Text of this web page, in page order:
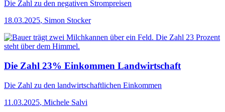
Die Zahl zu den negativen Strompreisen
18.03.2025, Simon Stocker
Die Zahl 23% Einkommen Landwirtschaft
Die Zahl zu den landwirtschaftlichen Einkommen
11.03.2025, Michele Salvi